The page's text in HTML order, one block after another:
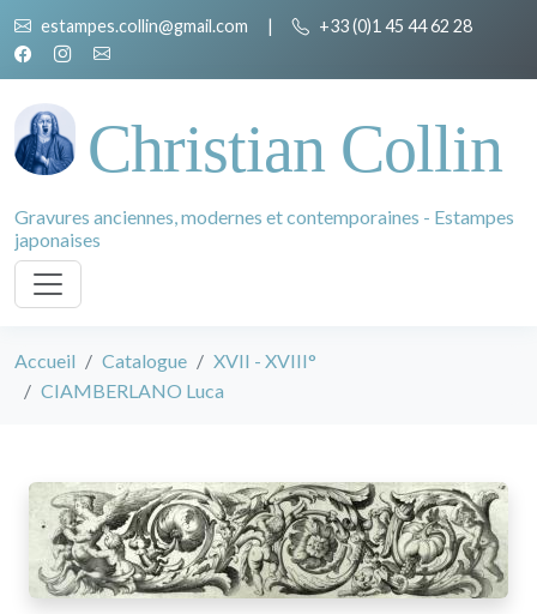
estampes.collin@gmail.com | +33 (0)1 45 44 62 28
Christian Collin
Gravures anciennes, modernes et contemporaines - Estampes
japonaises
Accueil Catalogue
XVII - XVIII°
CIAMBERLANO Luca